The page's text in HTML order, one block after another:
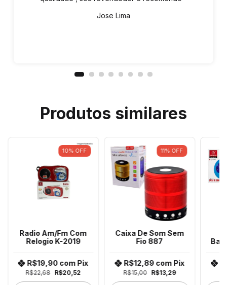
Jose Lima
Produtos similares
10% OFF
Radio Am/Fm Com
Relogio K-2019
R$22,68 R$20,52
R$19,90 com Pix
11% OFF
Caixa De Som Sem
Fio 887
R$15,00 R$13,29
R$12,89 com Pix